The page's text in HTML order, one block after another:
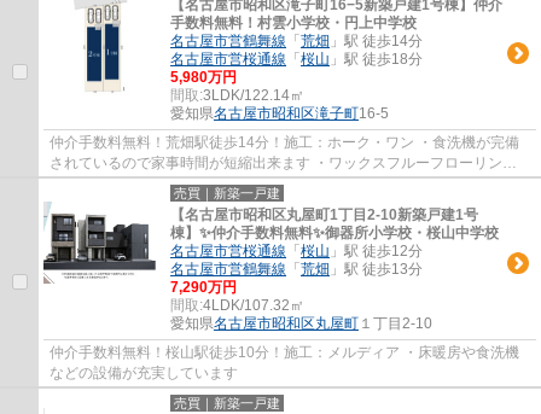
【名古屋市昭和区滝子町16−5新築戸建1号棟】仲介
手数料無料！村雲小学校・円上中学校
名古屋市営鶴舞線 「 荒畑 」駅 徒歩14分
名古屋市営桜通線 「 桜山 」駅 徒歩18分
5,980万円
間取:3LDK/122.14㎡
愛知県名古屋市昭和区滝子町16-5
仲介手数料無料！荒畑駅徒歩14分！施工：ホーク・ワン ・食洗機が完備
されているので家事時間が短縮出来ます ・ワックスフルーフローリング
・ZEH水準
売買｜新築一戸建
【名古屋市昭和区丸屋町1丁目2-10新築戸建1号
棟】✨️仲介手数料無料✨️御器所小学校・桜山中学校
名古屋市営桜通線 「 桜山 」駅 徒歩12分
名古屋市営鶴舞線 「 荒畑 」駅 徒歩13分
7,290万円
間取:4LDK/107.32㎡
愛知県名古屋市昭和区丸屋町 １丁目2-10
仲介手数料無料！桜山駅徒歩10分！施工：メルディア ・床暖房や食洗機
などの設備が充実しています
売買｜新築一戸建